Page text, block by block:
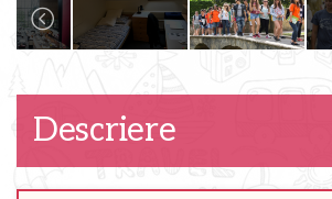
Descriere